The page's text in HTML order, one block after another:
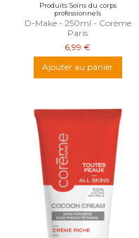
Produits Soins du corps
professionnels
D-Make - 250ml - Corème
Paris
6,99 €
Ajouter au panier